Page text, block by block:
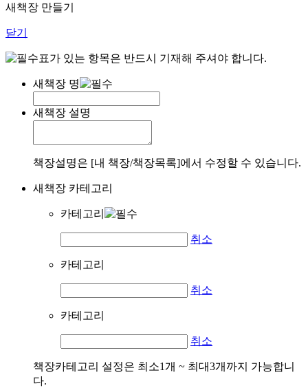
새책장 만들기
닫기
표가 있는 항목은 반드시 기재해 주셔야 합니다.
새책장 명
새책장 설명
책장설명은 [내 책장/책장목록]에서 수정할 수 있습니다.
새책장 카테고리
카테고리
취소
카테고리
취소
카테고리
취소
책장카테고리 설정은 최소1개 ~ 최대3개까지 가능합니
다.